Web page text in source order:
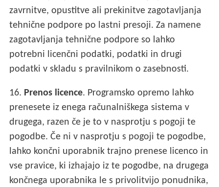
zavrnitve, opustitve ali prekinitve zagotavljanja
tehnične podpore po lastni presoji. Za namene
zagotavljanja tehnične podpore so lahko
potrebni licenčni podatki, podatki in drugi
podatki v skladu s pravilnikom o zasebnosti.
16. Prenos licence. Programsko opremo lahko
prenesete iz enega računalniškega sistema v
drugega, razen če je to v nasprotju s pogoji te
pogodbe. Če ni v nasprotju s pogoji te pogodbe,
lahko končni uporabnik trajno prenese licenco in
vse pravice, ki izhajajo iz te pogodbe, na drugega
končnega uporabnika le s privolitvijo ponudnika,